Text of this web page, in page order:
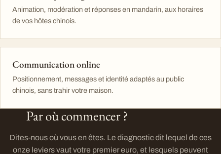
Animation, modération et réponses en mandarin, aux horaires
de vos hôtes chinois.
Communication online
Positionnement, messages et identité adaptés au public
chinois, sans trahir votre maison.
Par où commencer ?
Dites-nous où vous en êtes. Le diagnostic dit lequel de ces
onze leviers vaut votre premier euro, et lesquels peuvent